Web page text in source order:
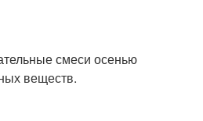
смеси осенью
веществ.